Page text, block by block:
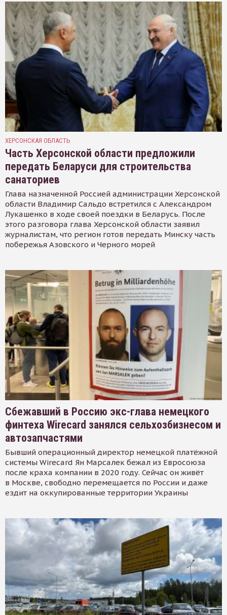
ХЕРСОНСКАЯ ОБЛАСТЬ
Часть Херсонской области предложили
передать Беларуси для строительства
санаториев
Глава назначенной Россией администрации Херсонской
области Владимир Сальдо встретился с Александром
Лукашенко в ходе своей поездки в Беларусь. После
этого разговора глава Херсонской области заявил
журналистам, что регион готов передать Минску часть
побережья Азовского и Черного морей
Сбежавший в Россию экс-глава немецкого
финтеха Wirecard занялся сельхозбизнесом и
автозапчастями
Бывший операционный директор немецкой платёжной
системы Wirecard Ян Марсалек бежал из Евросоюза
после краха компании в 2020 году. Сейчас он живёт
в Москве, свободно перемещается по России и даже
ездит на оккупированные территории Украины